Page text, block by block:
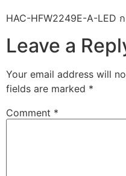
HAC-HFW2249E-A-LED
Leave a
Your email address will
fields are marked *
Comment *